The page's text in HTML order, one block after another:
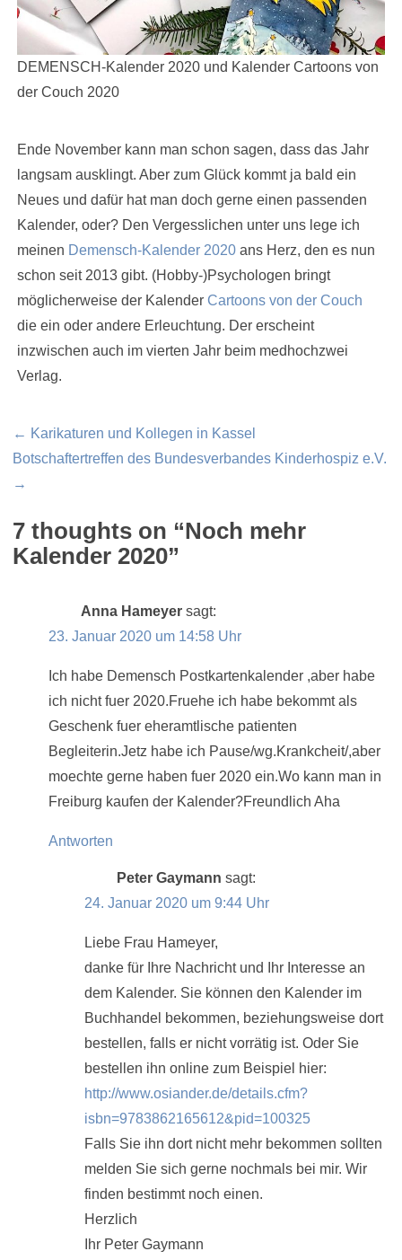
DEMENSCH-Kalender 2020 und Kalender Cartoons von
der Couch 2020
Ende November kann man schon sagen, dass das Jahr
langsam ausklingt. Aber zum Glück kommt ja bald ein
Neues und dafür hat man doch gerne einen passenden
Kalender, oder? Den Vergesslichen unter uns lege ich
meinen Demensch-Kalender 2020 ans Herz, den es nun
schon seit 2013 gibt. (Hobby-)Psychologen bringt
möglicherweise der Kalender Cartoons von der Couch
die ein oder andere Erleuchtung. Der erscheint
inzwischen auch im vierten Jahr beim medhochzwei
Verlag.
Beitragsnavigation
← Karikaturen und Kollegen in Kassel
Botschaftertreffen des Bundesverbandes Kinderhospiz e.V.
→
7 thoughts on “Noch mehr
Kalender 2020”
Anna Hameyer sagt:
23. Januar 2020 um 14:58 Uhr
Ich habe Demensch Postkartenkalender ,aber habe
ich nicht fuer 2020.Fruehe ich habe bekommt als
Geschenk fuer eheramtlische patienten
Begleiterin.Jetz habe ich Pause/wg.Krankcheit/,aber
moechte gerne haben fuer 2020 ein.Wo kann man in
Freiburg kaufen der Kalender?Freundlich Aha
Antworten
Peter Gaymann sagt:
24. Januar 2020 um 9:44 Uhr
Liebe Frau Hameyer,
danke für Ihre Nachricht und Ihr Interesse an
dem Kalender. Sie können den Kalender im
Buchhandel bekommen, beziehungsweise dort
bestellen, falls er nicht vorrätig ist. Oder Sie
bestellen ihn online zum Beispiel hier:
http://www.osiander.de/details.cfm?
isbn=9783862165612&pid=100325
Falls Sie ihn dort nicht mehr bekommen sollten
melden Sie sich gerne nochmals bei mir. Wir
finden bestimmt noch einen.
Herzlich
Ihr Peter Gaymann